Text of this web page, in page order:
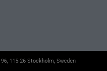
115 26 Stockholm, Sweden